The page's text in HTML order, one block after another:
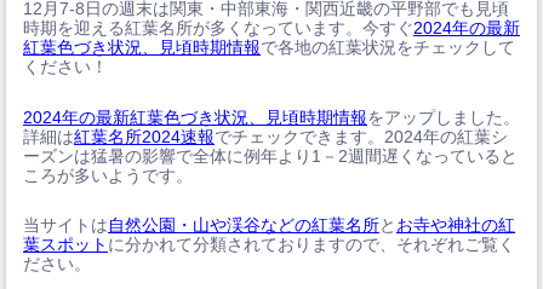
12月7-8日の週末は関東・中部東海・関西近畿の平野部でも見頃
時期を迎える紅葉名所が多くなっています。今すぐ2024年の最新
紅葉色づき状況、見頃時期情報で各地の紅葉状況をチェックして
ください！
2024年の最新紅葉色づき状況、見頃時期情報をアップしました。
詳細は紅葉名所2024速報でチェックできます。2024年の紅葉シ
ーズンは猛暑の影響で全体に例年より1－2週間遅くなっていると
ころが多いようです。
当サイトは自然公園・山や渓谷などの紅葉名所と お寺や神社の紅
葉スポット に分かれて分類されておりますので、それぞれご覧く
ださい。